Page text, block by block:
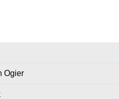
Ogier